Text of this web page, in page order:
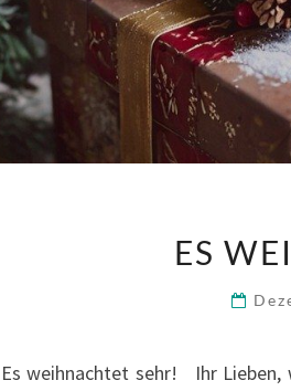
ES
Es weihnachtet sehr! Ihr Lieben,